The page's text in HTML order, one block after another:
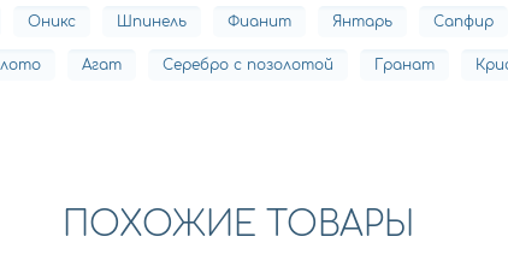
Оникс Шпинель Фианит Янтарь Сапфир
Агат Серебро с позолотой Гранат
ПОХОЖИЕ ТОВАРЫ